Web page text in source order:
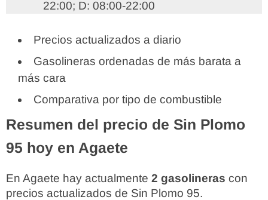
22:00; D: 08:00-22:00
Precios actualizados a diario
Gasolineras ordenadas de más barata a
más cara
Comparativa por tipo de combustible
Resumen del precio de Sin Plomo
95 hoy en Agaete
En Agaete hay actualmente 2 gasolineras con
precios actualizados de Sin Plomo 95.